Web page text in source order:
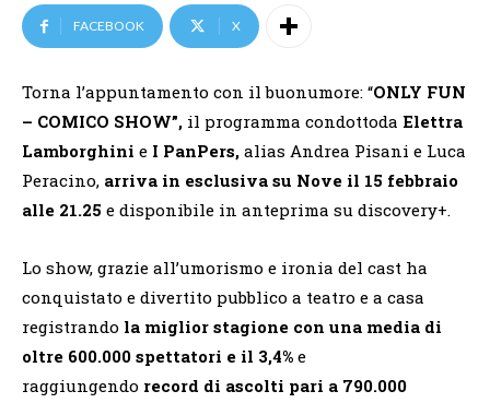
FACEBOOK X
Torna l’appuntamento con il buonumore: “ONLY FUN
– COMICO SHOW”, il programma condottoda Elettra
Lamborghini e I PanPers, alias Andrea Pisani e Luca
Peracino, arriva in esclusiva su Nove il 15 febbraio
alle 21.25 e disponibile in anteprima su discovery+.
Lo show, grazie all’umorismo e ironia del cast ha
conquistato e divertito pubblico a teatro e a casa
registrando la miglior stagione con una media di
oltre 600.000 spettatori e il 3,4% e
raggiungendo record di ascolti pari a 790.000